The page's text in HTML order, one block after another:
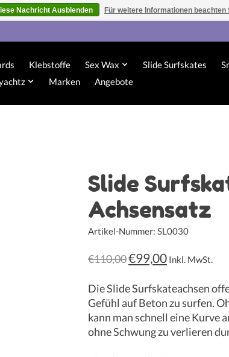
Klebstoffe Sex Wax Slide Surfskates
Marken Angebote
Slide
Achsensatz
Artikel-Nummer: SL0030
€110,00€99,00 Inkl. MwSt.
Die Slide Surfskateachsen
Gefühl auf Beton zu surfen.
kann man schnell eine Kurve
ohne Schwung zu verlieren
Nachricht Ausblenden Für weitere Informationen